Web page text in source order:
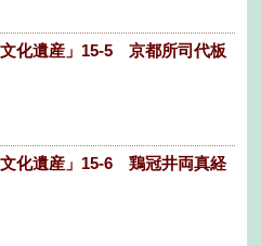
文化遺産」15-5 京都所司代板
文化遺産」15-6 鶏冠井両真経